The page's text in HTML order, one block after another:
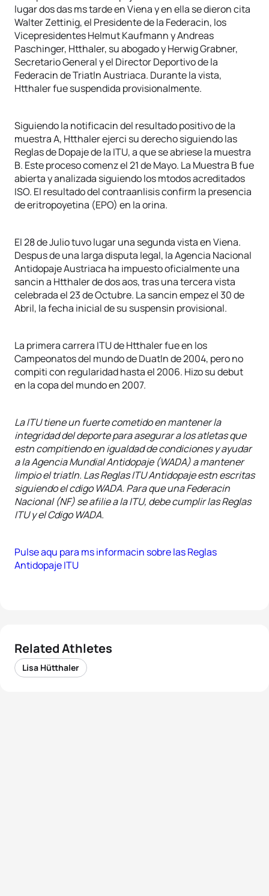
lugar dos das ms tarde en Viena y en ella se dieron cita
Walter Zettinig, el Presidente de la Federacin, los
Vicepresidentes Helmut Kaufmann y Andreas
Paschinger, Htthaler, su abogado y Herwig Grabner,
Secretario General y el Director Deportivo de la
Federacin de Triatln Austriaca. Durante la vista,
Htthaler fue suspendida provisionalmente.
Siguiendo la notificacin del resultado positivo de la
muestra A, Htthaler ejerci su derecho siguiendo las
Reglas de Dopaje de la ITU, a que se abriese la muestra
B. Este proceso comenz el 21 de Mayo. La Muestra B fue
abierta y analizada siguiendo los mtodos acreditados
ISO. El resultado del contraanlisis confirm la presencia
de eritropoyetina (EPO) en la orina.
El 28 de Julio tuvo lugar una segunda vista en Viena.
Despus de una larga disputa legal, la Agencia Nacional
Antidopaje Austriaca ha impuesto oficialmente una
sancin a Htthaler de dos aos, tras una tercera vista
celebrada el 23 de Octubre. La sancin empez el 30 de
Abril, la fecha inicial de su suspensin provisional.
La primera carrera ITU de Htthaler fue en los
Campeonatos del mundo de Duatln de 2004, pero no
compiti con regularidad hasta el 2006. Hizo su debut
en la copa del mundo en 2007.
La ITU tiene un fuerte cometido en mantener la
integridad del deporte para asegurar a los atletas que
estn compitiendo en igualdad de condiciones y ayudar
a la Agencia Mundial Antidopaje (WADA) a mantener
limpio el triatln. Las Reglas ITU Antidopaje estn escritas
siguiendo el cdigo WADA. Para que una Federacin
Nacional (NF) se afilie a la ITU, debe cumplir las Reglas
ITU y el Cdigo WADA.
Pulse aqu para ms informacin sobre las Reglas
Antidopaje ITU
Related Athletes
Lisa Hütthaler